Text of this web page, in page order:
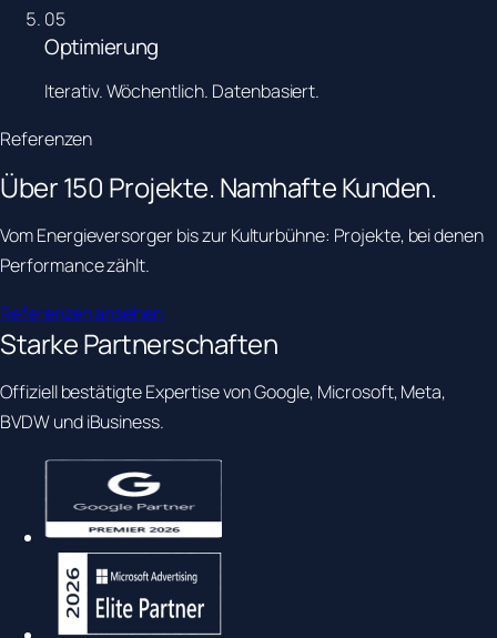
05
Optimierung
Iterativ. Wöchentlich. Datenbasiert.
Referenzen
Über150 Projekte. Namhafte Kunden.
Vom Energieversorger bis zur Kulturbühne: Projekte, bei denen
Performance zählt.
Referenzen ansehen
Starke Partnerschaften
Offiziell bestätigte Expertise von Google, Microsoft, Meta,
BVDW und iBusiness.